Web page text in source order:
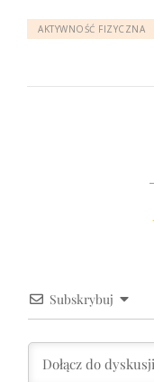
AKTYWNOŚĆ FIZYCZNA
Subskrybuj